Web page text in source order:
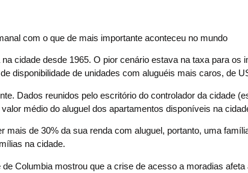
com o que de mais importante aconteceu no mundo
cidade desde 1965. O pior cenário estava na taxa para os
disponibilidade de unidades com aluguéis mais caros, de
Dados reunidos pelo escritório do controlador da cidade
médio do aluguel dos apartamentos disponíveis na
mais de 30% da sua renda com aluguel, portanto, uma
na cidade.
Columbia mostrou que a crise de acesso a moradias